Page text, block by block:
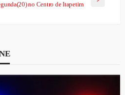
no Centro de Itapetim